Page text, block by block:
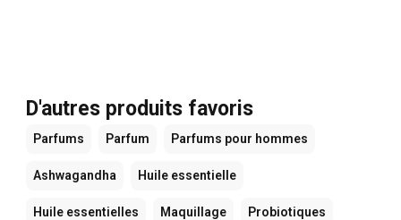
D'autres produits favoris
Parfums Parfum Parfums pour hommes
Ashwagandha Huile essentielle
Huile essentielles Maquillage Probiotiques